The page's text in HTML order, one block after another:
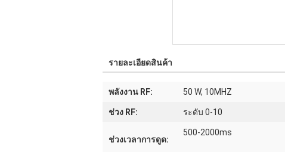
รายละเอียดสินค้า
พลังงาน RF: 50 W, 10MHZ
ช่วง RF: ระดับ 0-10
ช่วงเวลาการดูด:
500-2000ms